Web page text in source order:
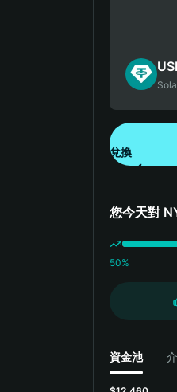
兌換
您今天對
50%
資金池